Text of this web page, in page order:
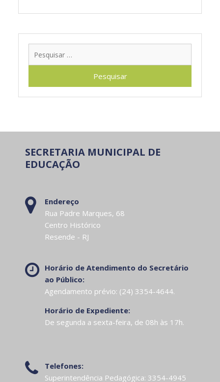
SECRETARIA MUNICIPAL DE
EDUCAÇÃO
Endereço
Rua Padre Marques, 68
Centro Histórico
Resende - RJ
Horário de Atendimento do Secretário
ao Público:
Agendamento prévio: (24) 3354-4644.
Horário de Expediente:
De segunda a sexta-feira, de 08h às 17h.
Telefones:
Superintendência Pedagógica: 3354-4945